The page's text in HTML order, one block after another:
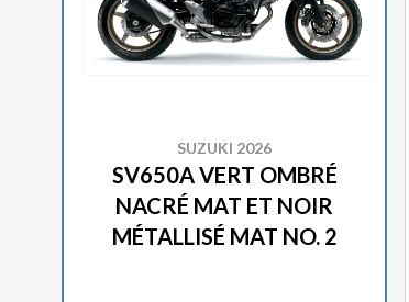
SUZUKI 2026
SV650A VERT OMBRÉ
NACRÉ MAT ET NOIR
MÉTALLISÉ MAT NO. 2